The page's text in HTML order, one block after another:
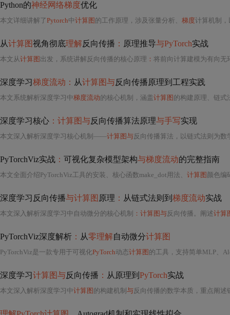
Python的神经网络梯度优化
本文详细讲解了Pytorch中计算图 的工作原理，涉及张量分析、 梯度计算机制
从计算图视角彻底理解反向传播 ： 原理推导与PyTorch实战
本文从计算图 出发，系统讲解反向传播的核心原理 ： 将前向计算建模为有向无
深度学习梯度流动： 从计算图与反向传播原理到工程实践
本文系统解析深度学习中梯度流动的核心机制，涵盖 计算图 的构建原理、链式
深度学习核心 ：计算图与反向传播算法原理与手写实现
本文深入解析深度学习核心机制——计算图与反向传播算法，以链式法则为数
PyTorchViz实战 ： 可视化复杂模型架构与梯度流动的完整指南
本文全面介绍PyTorchViz工具的安装、核心函数make_dot用法、 计算图 颜色编
深度学习反向传播与计算图 原理 ： 从链式法则到 梯度流动实战
本文深入解析深度学习中自动微分的核心机制 ：计算图与反向传播。阐述计算
PyTorchViz深度解析 ： 从零理解自动微分计算图
PyTorchViz是一款专用于可视化PyTorch动态计算图 的工具，支持简单MLP、
深度学习计算图与反向传播 ： 从原理到 PyTorch实战
本文深入解析深度学习中计算图 的构建机制 与反向传播的数学本质，重点阐述